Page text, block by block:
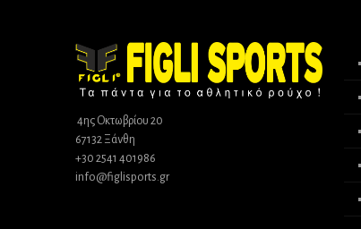
4ης Οκτωβρίου 20
67132 Ξάνθη
+30 2541 401986
info@figlisports.gr